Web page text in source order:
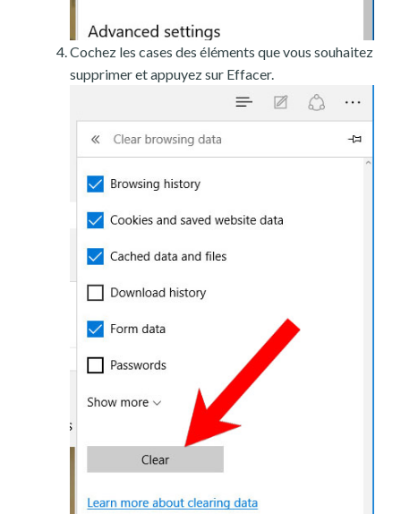
Cochez les cases des éléments que vous souhaitez
supprimer et appuyez sur Effacer.